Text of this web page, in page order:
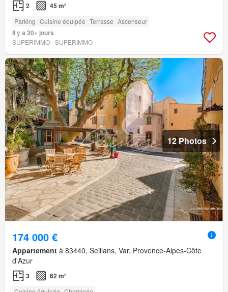
2 45 m²
Parking Cuisine équipée Terrasse Ascenseur
Il y a 30+ jours
SUPERIMMO - SUPERIMMO
12 Photos
174 000 €
Appartement à 83440, Seillans, Var, Provence-Alpes-Côte
d'Azur
3 62 m²